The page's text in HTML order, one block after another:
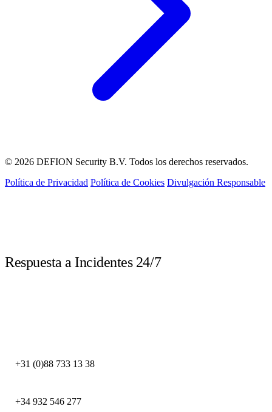
© 2026 DEFION Security B.V. Todos los derechos reservados.
Política de Privacidad Política de Cookies Divulgación Responsable
Respuesta a Incidentes 24/7
+31 (0)88 733 13 38
+34 932 546 277